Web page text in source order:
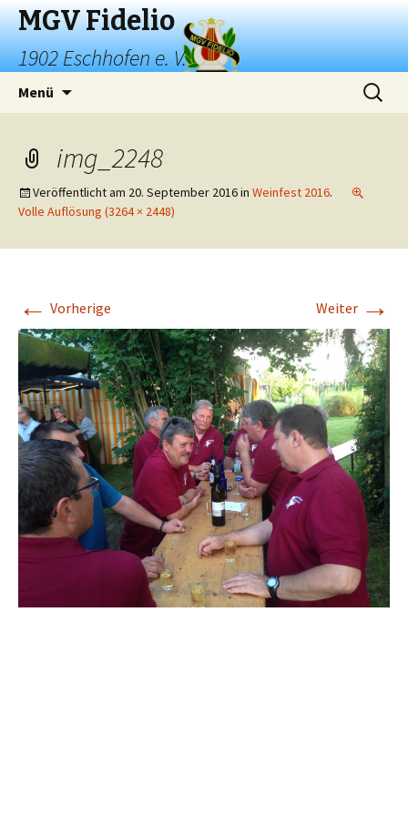
MGV Fidelio
1902 Eschhofen e. V.
Menü
Suchen
nach:
img_2248
Veröffentlicht am 20. September 2016in Weinfest 2016.
Volle Auflösung (3264 × 2448)
← Vorherige Weiter →